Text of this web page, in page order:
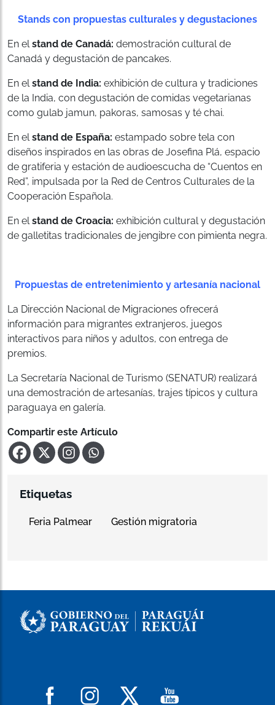
Stands con propuestas culturales y degustaciones
En el stand de Canadá: demostración cultural de
Canadá y degustación de pancakes.
En el stand de India: exhibición de cultura y tradiciones
de la India, con degustación de comidas vegetarianas
como gulab jamun, pakoras, samosas y té chai.
En el stand de España: estampado sobre tela con
diseños inspirados en las obras de Josefina Plá, espacio
de gratiferia y estación de audioescucha de “Cuentos en
Red”, impulsada por la Red de Centros Culturales de la
Cooperación Española.
En el stand de Croacia: exhibición cultural y degustación
de galletitas tradicionales de jengibre con pimienta negra.
Propuestas de entretenimiento y artesanía nacional
La Dirección Nacional de Migraciones ofrecerá
información para migrantes extranjeros, juegos
interactivos para niños y adultos, con entrega de
premios.
La Secretaría Nacional de Turismo (SENATUR) realizará
una demostración de artesanías, trajes típicos y cultura
paraguaya en galería.
Compartir este Artículo
Etiquetas
Feria Palmear Gestión migratoria